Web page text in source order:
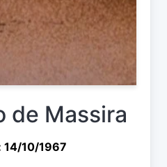
de Massira
14/10/1967